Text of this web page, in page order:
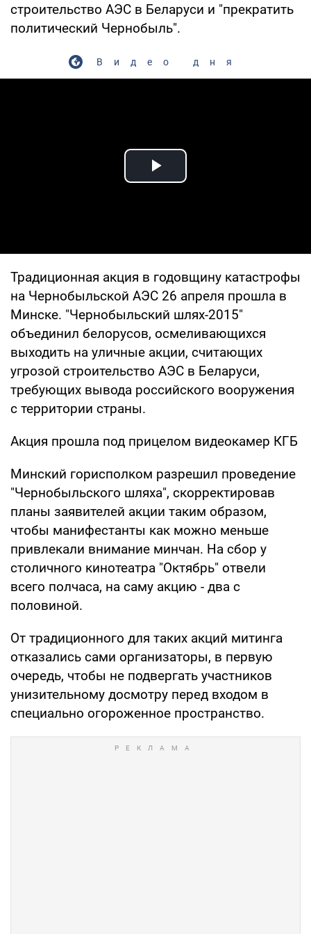
строительство АЭС в Беларуси и "прекратить
политический Чернобыль".
Видео дня
Play Video
Традиционная акция в годовщину катастрофы
на Чернобыльской АЭС 26 апреля прошла в
Минске. "Чернобыльский шлях-2015"
объединил белорусов, осмеливающихся
выходить на уличные акции, считающих
угрозой строительство АЭС в Беларуси,
требующих вывода российского вооружения
с территории страны.
Акция прошла под прицелом видеокамер КГБ
Минский горисполком разрешил проведение
"Чернобыльского шляха", скорректировав
планы заявителей акции таким образом,
чтобы манифестанты как можно меньше
привлекали внимание минчан. На сбор у
столичного кинотеатра "Октябрь" отвели
всего полчаса, на саму акцию - два с
половиной.
От традиционного для таких акций митинга
отказались сами организаторы, в первую
очередь, чтобы не подвергать участников
унизительному досмотру перед входом в
специально огороженное пространство.